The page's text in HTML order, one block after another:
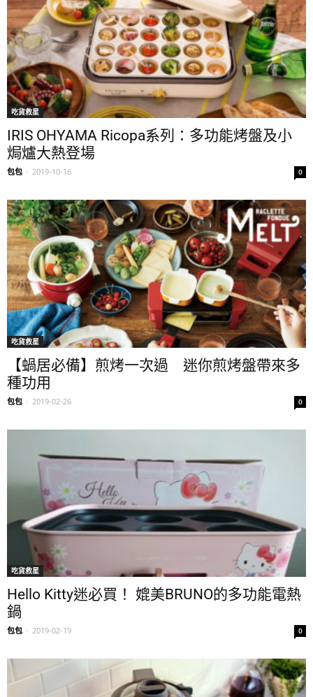
吃貨救星
IRIS OHYAMA Ricopa系列：多功能烤盤及小
焗爐大熱登場
包包 - 2019-10-16 0
吃貨救星
【蝸居必備】煎烤一次過 迷你煎烤盤帶來多
種功用
包包 - 2019-02-26 0
吃貨救星
Hello Kitty迷必買！ 媲美BRUNO的多功能電熱
鍋
包包 - 2019-02-19 0